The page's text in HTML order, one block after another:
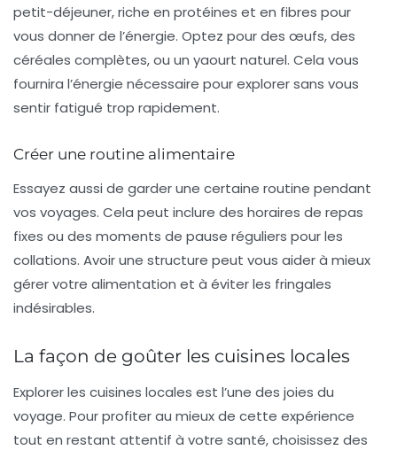
petit-déjeuner, riche en protéines et en fibres pour
vous donner de l’énergie. Optez pour des œufs, des
céréales complètes, ou un yaourt naturel. Cela vous
fournira l’énergie nécessaire pour explorer sans vous
sentir fatigué trop rapidement.
Créer une routine alimentaire
Essayez aussi de garder une certaine routine pendant
vos voyages. Cela peut inclure des horaires de repas
fixes ou des moments de pause réguliers pour les
collations. Avoir une structure peut vous aider à mieux
gérer votre alimentation et à éviter les fringales
indésirables.
La façon de goûter les cuisines locales
Explorer les cuisines locales est l’une des joies du
voyage. Pour profiter au mieux de cette expérience
tout en restant attentif à votre santé, choisissez des